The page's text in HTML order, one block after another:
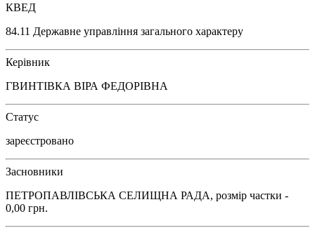
КВЕД
84.11 Державне управління загального характеру
Керівник
ГВИНТІВКА ВІРА ФЕДОРІВНА
Статус
зареєстровано
Засновники
ПЕТРОПАВЛІВСЬКА СЕЛИЩНА РАДА, розмір частки -
0,00 грн.